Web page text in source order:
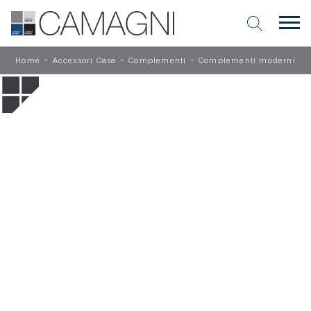
Home - Accessori Casa -Complementi - Complementi moderni